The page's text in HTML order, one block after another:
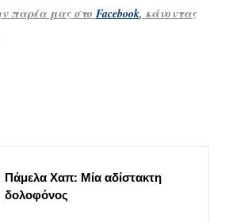
παρέα μας στο Facebook, κάνοντας
Πάμελα Χαπ: Μία αδίστακτη
δολοφόνος